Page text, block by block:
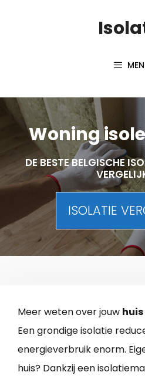
Woning
DE BESTE BELGISCHE
ISOLATIE
Meer weten over jouw
Een grondige isolatie
energieverbruik enorm.
huis? Dankzij een